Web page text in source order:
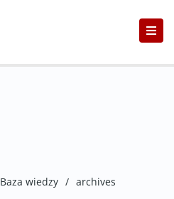
Baza wiedzy / archives